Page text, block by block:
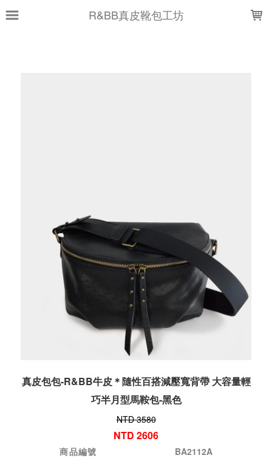
R&BB真皮靴包工坊
真皮包包-R&BB牛皮＊隨性百搭減壓寬背帶 大容量輕
巧半月型馬鞍包-黑色
NTD 3580
NTD 2606
商品編號
BA2112A